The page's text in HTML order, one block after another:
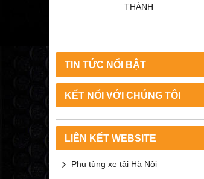
THÀNH
TIN TỨC NỔI BẬT
KẾT NỐI VỚI CHÚNG TÔI
LIÊN KẾT WEBSITE
Phụ tùng xe tải Hà Nội